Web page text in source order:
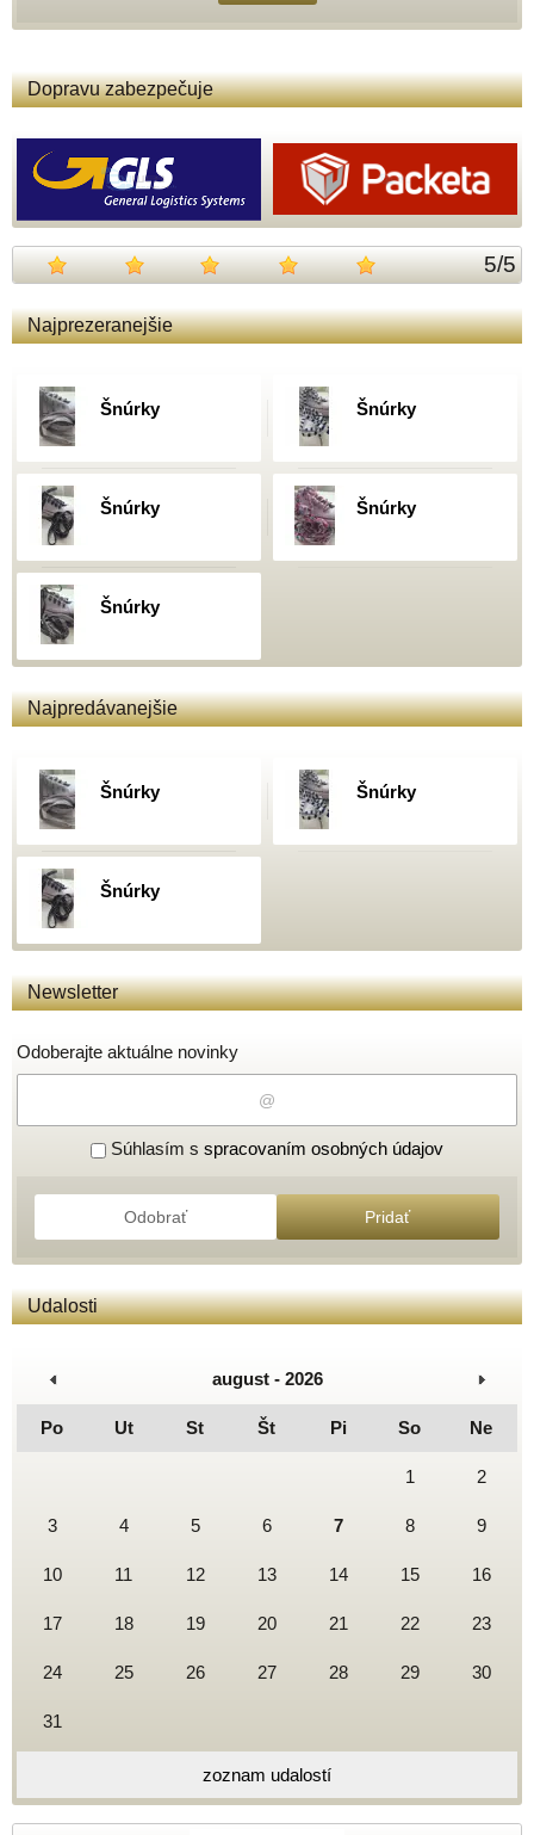
Dopravu zabezpečuje
5/5
Najprezeranejšie
Šnúrky Šnúrky
Šnúrky Šnúrky
Šnúrky
Najpredávanejšie
Šnúrky Šnúrky
Šnúrky
Newsletter
Odoberajte aktuálne novinky
Súhlasím s spracovaním osobných údajov
Odobrať Pridať
Udalosti
august - 2026
Po Ut St Št Pi So Ne
1 2
3 4 5 6 7 8 9
10 11 12 13 14 15 16
17 18 19 20 21 22 23
24 25 26 27 28 29 30
31
zoznam udalostí